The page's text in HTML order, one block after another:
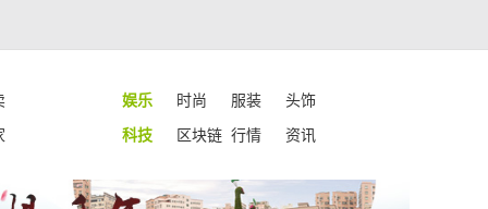
娱乐 时尚 服装
头饰
科技 区块链 行情 资讯